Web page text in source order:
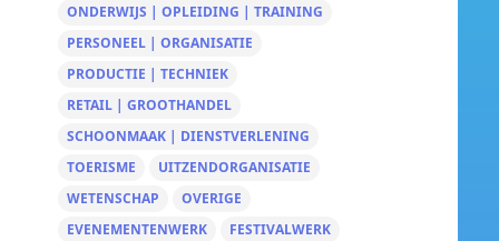
ONDERWIJS | OPLEIDING | TRAINING
PERSONEEL | ORGANISATIE
PRODUCTIE | TECHNIEK
RETAIL | GROOTHANDEL
SCHOONMAAK | DIENSTVERLENING
TOERISME
UITZENDORGANISATIE
WETENSCHAP
OVERIGE
EVENEMENTENWERK
FESTIVALWERK